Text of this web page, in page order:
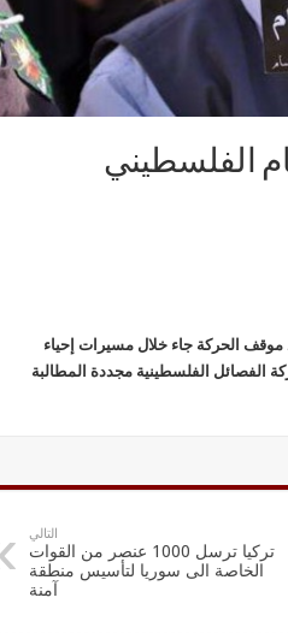
الفلسطيني
موقف الحركة جاء خلال مسيرات إحياء
الفصائل الفلسطينية مجددة المطالبة
التالي
تركيا ترسل 1000 عنصر من القوات
الخاصة الى سوريا لتأسيس منطقة
آمنة